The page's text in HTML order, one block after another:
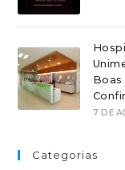
7 DE
Categorias